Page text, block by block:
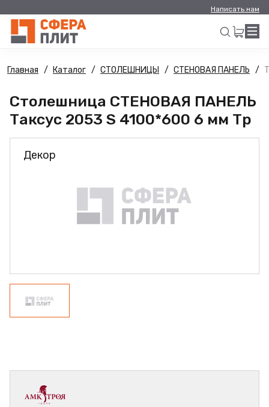
Написать нам
Искать
Главная Каталог СТОЛЕШНИЦЫ СТЕНОВАЯ ПАНЕЛЬ
Столешница СТЕНОВАЯ ПАНЕЛЬ
Таксус 2053 S 4100*600 6 мм Тр
Декор